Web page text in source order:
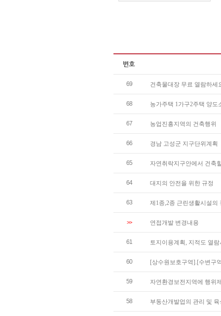
69 건축물대장 무료 열람하세
68 농가주택 1가구2주택 양도
67 농업진흥지역의 건축행위
66 경남 고성군 지구단위계획
65 자연취락지구안에서 건축
64 대지의 안전을 위한 규정
63 제1종,2종 근린생활시설의
>> 연접개발 변경내용
61 토지이용계획, 지적도 열
60 [상수원보호구역].[수변구
59 자연환경보전지역에 행위
58 부동산개발업의 관리 및